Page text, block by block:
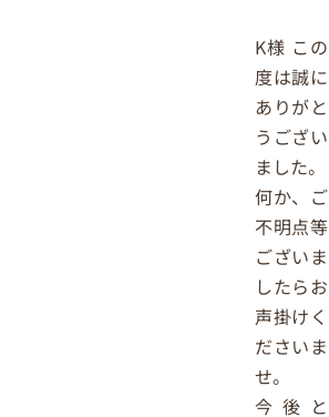
K様 この
度は誠に
ありがと
うござい
ました。
何か、ご
不明点等
ございま
したらお
声掛けく
ださいま
せ。
今後と